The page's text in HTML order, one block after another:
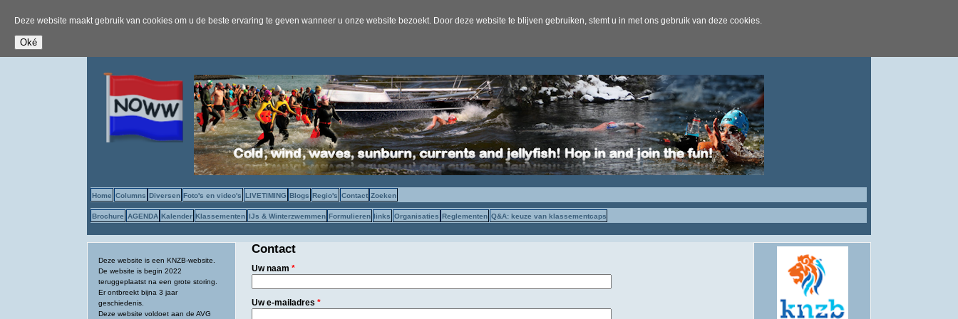
Deze website maakt gebruik van cookies om u de beste ervaring te geven wanneer u onze website bezoekt. Door deze website te blijven gebruiken, stemt u in met ons gebruik van deze cookies.
Home Columns Diversen Foto's en video's LIVETIMING Blogs Regio's Contact Zoeken
Brochure AGENDA Kalender Klassementen IJs & Winterzwemmen Formulieren links Organisaties Reglementen Q&A: keuze van klassementcaps
Deze website is een KNZB-website.
De website is begin 2022
teruggeplaatst na een grote storing.
Er ontbreekt bijna 3 jaar
geschiedenis.
Deze website voldoet aan de AVG
Contact
Uw naam *
Uw e-mailadres *